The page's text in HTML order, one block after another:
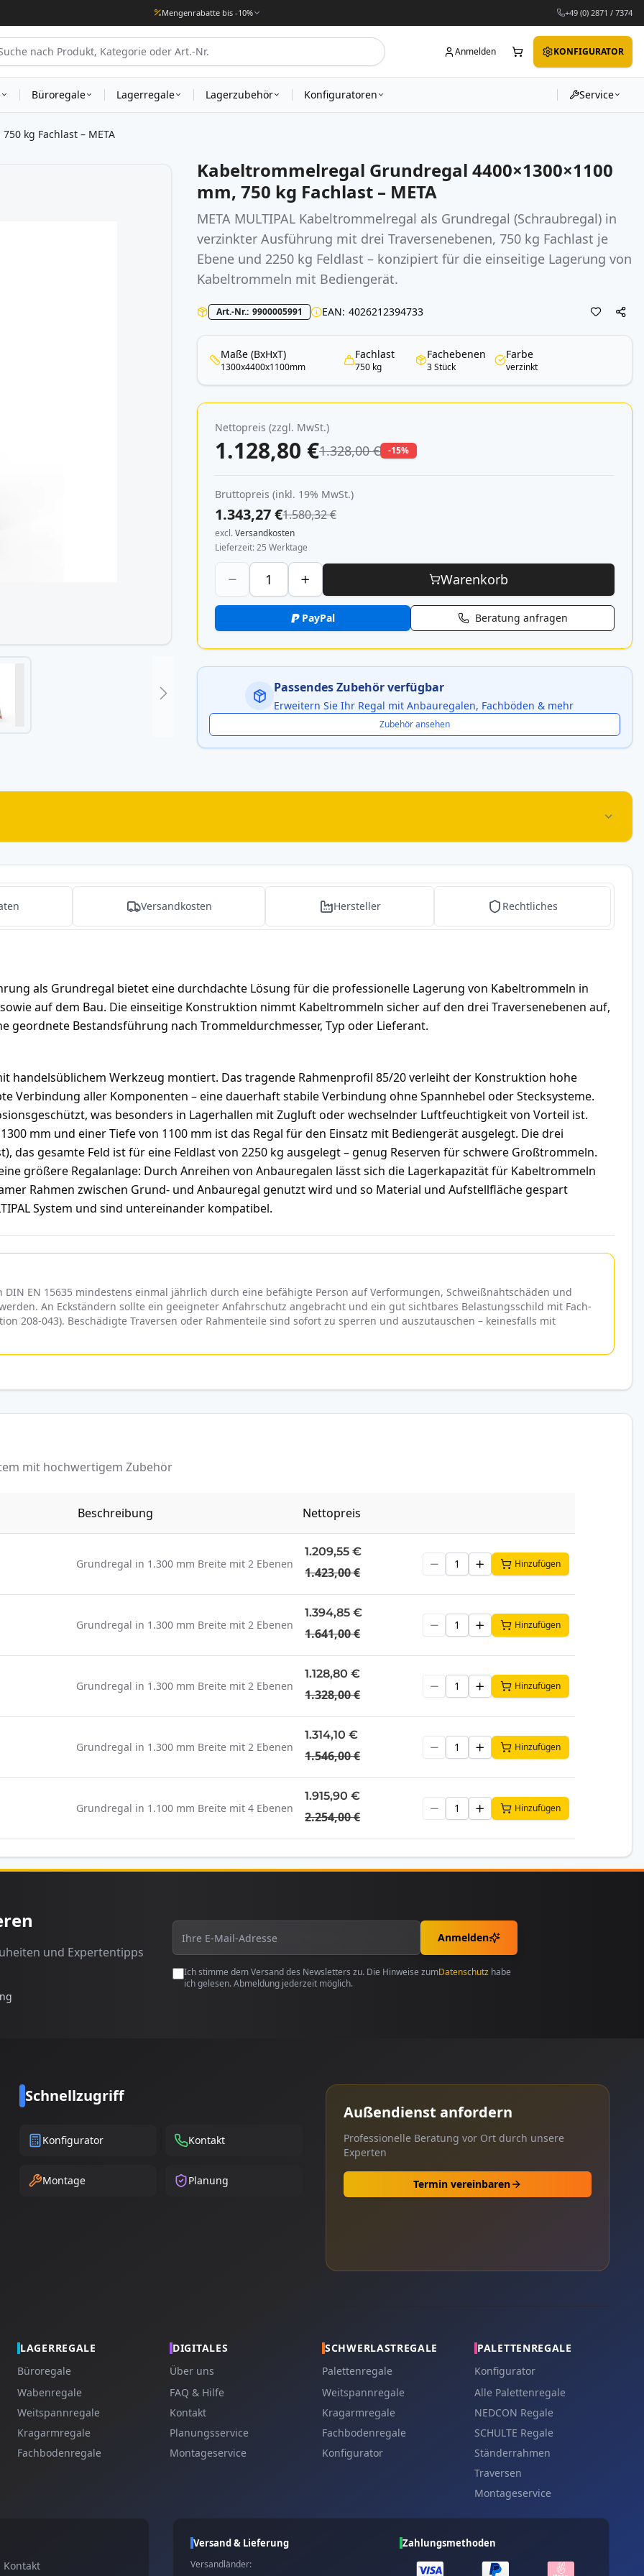
Mengenrabatte bis -10% +49 (0) 2871 / 7374
Anmelden KONFIGURATOR
Büroregale Lagerregale Lagerzubehör Konfiguratoren Service
kg Fachlast – META
Kabeltrommelregal Grundregal 4400×1300×1100
mm, 750 kg Fachlast – META
META MULTIPAL Kabeltrommelregal als Grundregal (Schraubregal) in
verzinkter Ausführung mit drei Traversenebenen, 750 kg Fachlast je
Ebene und 2250 kg Feldlast – konzipiert für die einseitige Lagerung von
Kabeltrommeln mit Bediengerät.
Art.-Nr. 9900005991 EAN 4026212394733
Maße (BxHxT)
1300x4400x1100mm
Fachlast
750 kg
Fachebenen
3 Stück
Farbe
verzinkt
Nettopreis (zzgl. MwSt.)
1.128,80 €1.328,00 € -15%
Bruttopreis (inkl. 19% MwSt.)
1.343,27 €1.580,32 €
excl.Versandkosten
Lieferzeit 25 Werktage
Warenkorb
PayPal Beratung anfragen
Passendes Zubehör verfügbar
Erweitern Sie Ihr Regal mit Anbauregalen, Fachböden & mehr
Zubehör ansehen
Versandkosten Hersteller Rechtliches
als Grundregal bietet eine durchdachte Lösung für die professionelle Lagerung von Kabeltrommeln in
auf dem Bau. Die einseitige Konstruktion nimmt Kabeltrommeln sicher auf den drei Traversenebenen auf,
geordnete Bestandsführung nach Trommeldurchmesser, Typ oder Lieferant.
handelsüblichem Werkzeug montiert. Das tragende Rahmenprofil 85/20 verleiht der Konstruktion hohe
Verbindung aller Komponenten – eine dauerhaft stabile Verbindung ohne Spannhebel oder Stecksysteme.
was besonders in Lagerhallen mit Zugluft oder wechselnder Luftfeuchtigkeit von Vorteil ist.
mm und einer Tiefe von 1100 mm ist das Regal für den Einsatz mit Bediengerät ausgelegt. Die drei
das gesamte Feld ist für eine Feldlast von 2250 kg ausgelegt – genug Reserven für schwere Großtrommeln.
größere Regalanlage: Durch Anreihen von Anbauregalen lässt sich die Lagerkapazität für Kabeltrommeln
Rahmen zwischen Grund- und Anbauregal genutzt wird und so Material und Aufstellfläche gespart
System und sind untereinander kompatibel.
EN 15635 mindestens einmal jährlich durch eine befähigte Person auf Verformungen, Schweißnahtschäden und
An Eckständern sollte ein geeigneter Anfahrschutz angebracht und ein gut sichtbares Belastungsschild mit Fach-
208-043). Beschädigte Traversen oder Rahmenteile sind sofort zu sperren und auszutauschen – keinesfalls mit
mit hochwertigem Zubehör
Beschreibung Nettopreis
Grundregal in 1.300 mm Breite mit 2 Ebenen
1.209,55 €
1.423,00 €
Hinzufügen
Grundregal in 1.300 mm Breite mit 2 Ebenen
1.394,85 €
1.641,00 €
Hinzufügen
Grundregal in 1.300 mm Breite mit 2 Ebenen
1.128,80 €
1.328,00 €
Hinzufügen
Grundregal in 1.300 mm Breite mit 2 Ebenen
1.314,10 €
1.546,00 €
Hinzufügen
Grundregal in 1.100 mm Breite mit 4 Ebenen
1.915,90 €
2.254,00 €
Hinzufügen
und Expertentipps
Anmelden
Ich stimme dem Versand des Newsletters zu. Die Hinweise zumDatenschutz habe
ich gelesen. Abmeldung jederzeit möglich.
Schnellzugriff
Konfigurator Kontakt
Montage Planung
Außendienst anfordern
Professionelle Beratung vor Ort durch unsere
Experten
Termin vereinbaren
LAGERREGALE
Büroregale
Wabenregale
Weitspannregale
Kragarmregale
Fachbodenregale
DIGITALES
Über uns
FAQ & Hilfe
Kontakt
Planungsservice
Montageservice
SCHWERLASTREGALE
Palettenregale
Weitspannregale
Kragarmregale
Fachbodenregale
Konfigurator
PALETTENREGALE
Konfigurator
Alle Palettenregale
NEDCON Regale
SCHULTE Regale
Ständerrahmen
Traversen
Montageservice
Kontakt
Versand & Lieferung
Versandländer:
Zahlungsmethoden